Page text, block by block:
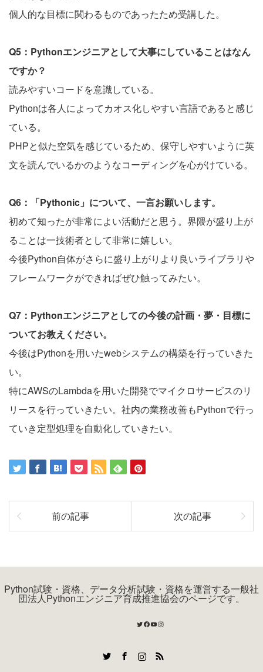
個人的な目標に関わるものであったため受講した。
Q5：Pythonエンジニアとして大事にしていることはなん
ですか？
読みやすいコードを意識している。
Pythonは各人によってカオス化しやすい言語であると感じ
ている。
PHPと似た空気を感じているため、保守しやすいように英
文を読んでいるかのようなコーディングを心がけている。
Q6：「Pythonic」について、一言お願いします。
初めて知ったが非常によい活動だと思う。界隈が盛り上が
ることは一技術者として非常に嬉しい。
今後Python自体がさらに盛り上がりより良いライブラリや
フレームワークができればぜひ触ってみたい。
Q7：Pythonエンジニアとしての今後の計画・夢・目標に
ついてお教えください。
今後はPythonを用いたwebシステムの構築を行っていきた
い。
特にAWSのLambdaを用いた開発でマイクロサービスのリ
リースを行っていきたい。社内の業務改善もPythonで行っ
ていき定型処理を自動化していきたい。
前の記事 次の記事
Python試験・資格、データ分析試験・資格を運営する一般社
団法人Pythonエンジニア育成推進協会のページです。
Twitter
Facebook
YouTube
Instagram
RSS